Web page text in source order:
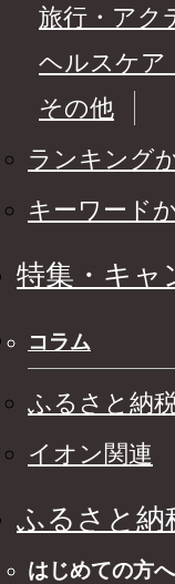
旅行・アク
ヘルスケア
その他
ランキング
キーワード
特集・キャ
コラム
ふるさと納
イオン関連
ふるさと納
はじめての方へ